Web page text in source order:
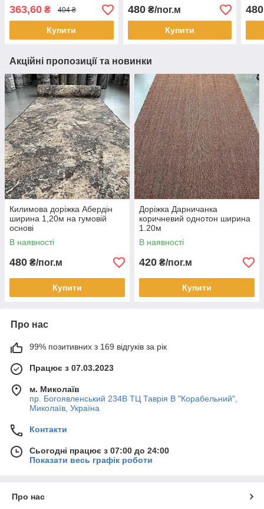
363,60 ₴ 404 ₴
Купити
480₴/пог.м
Купити
480
Акційні пропозиції та новинки
Килимова доріжка Абердін
ширина 1,20м на гумовій
основі
В наявності
480 ₴/пог.м
Купити
Доріжка Дарничанка
коричневий однотон ширина
1.20м
В наявності
420 ₴/пог.м
Купити
Про нас
99% позитивних з 169 відгуків за рік
Працює з 07.03.2023
м. Миколаїв
пр. Богоявленський 234В ТЦ Таврія В "Корабельний",
Миколаїв, Україна
Контакти
Сьогодні працює з 07:00 до 24:00
Показати весь графік роботи
Про нас